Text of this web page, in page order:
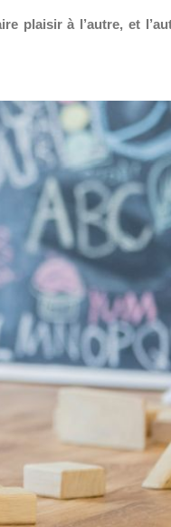
plaisir à l’autre, et